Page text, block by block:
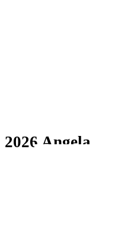
2026 Angela